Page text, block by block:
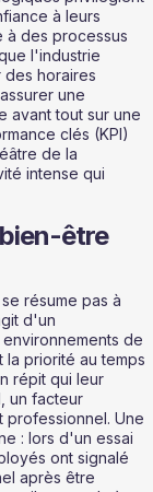
à leurs
à des processus
l'industrie
horaires
une
avant tout sur une
clés (KPI)
de la
intense qui
être
résume pas à
d'un
de
la priorité au temps
répit qui leur
un facteur
professionnel. Une
: lors d'un essai
ont signalé
après être